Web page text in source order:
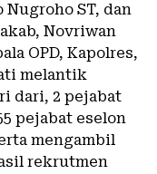
Nugroho ST, dan
Novriwan
OPD, Kapolres,
melantik
dari, 2 pejabat
pejabat eselon
mengambil
rekrutmen